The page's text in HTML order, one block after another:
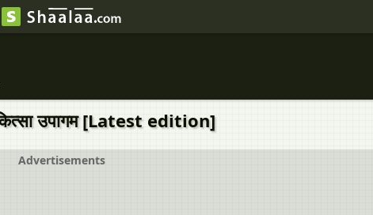
उपागम [Latest edition]
Advertisements